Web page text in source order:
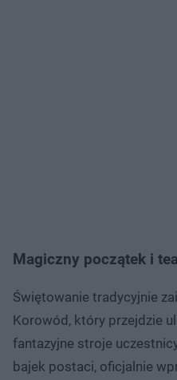
Magiczny początek i
Świętowanie tradycyjnie
Korowód, który przejdzie
fantazyjne stroje
bajek postaci, oficjalnie